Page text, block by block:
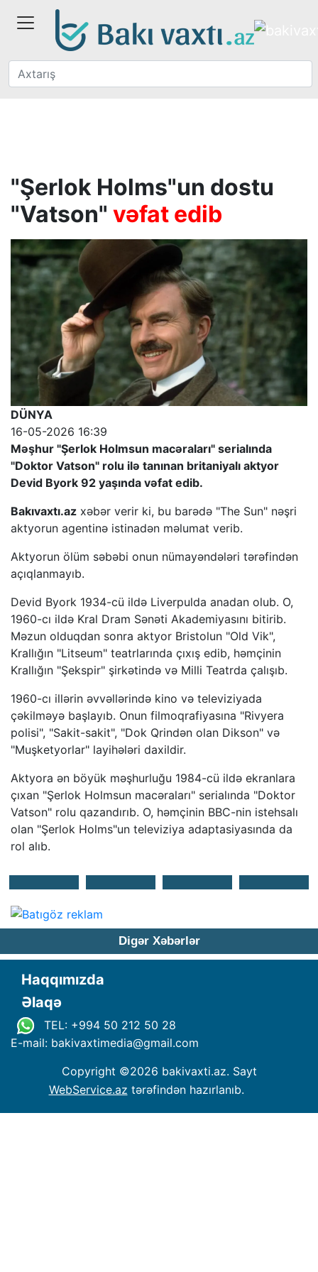
"Şerlok Holms"un dostu
"Vatson" vəfat edib
DÜNYA
16-05-2026 16:39
Məşhur "Şerlok Holmsun macəraları" serialında
"Doktor Vatson" rolu ilə tanınan britaniyalı aktyor
Devid Byork 92 yaşında vəfat edib.
Bakıvaxtı.az xəbər verir ki, bu barədə "The Sun" nəşri
aktyorun agentinə istinadən məlumat verib.
Aktyorun ölüm səbəbi onun nümayəndələri tərəfindən
açıqlanmayıb.
Devid Byork 1934-cü ildə Liverpulda anadan olub. O,
1960-cı ildə Kral Dram Sənəti Akademiyasını bitirib.
Məzun olduqdan sonra aktyor Bristolun "Old Vik",
Krallığın "Litseum" teatrlarında çıxış edib, həmçinin
Krallığın "Şekspir" şirkətində və Milli Teatrda çalışıb.
1960-cı illərin əvvəllərində kino və televiziyada
çəkilməyə başlayıb. Onun filmoqrafiyasına "Rivyera
polisi", "Sakit-sakit", "Dok Qrindən olan Dikson" və
"Muşketyorlar" layihələri daxildir.
Aktyora ən böyük məşhurluğu 1984-cü ildə ekranlara
çıxan "Şerlok Holmsun macəraları" serialında "Doktor
Vatson" rolu qazandırıb. O, həmçinin BBC-nin istehsalı
olan "Şerlok Holms"un televiziya adaptasiyasında da
rol alıb.
Digər Xəbərlər
Haqqımızda
Əlaqə
TEL: +994 50 212 50 28
E-mail: bakivaxtimedia@gmail.com
Copyright ©2026 bakivaxti.az. Sayt
WebService.az tərəfindən hazırlanıb.